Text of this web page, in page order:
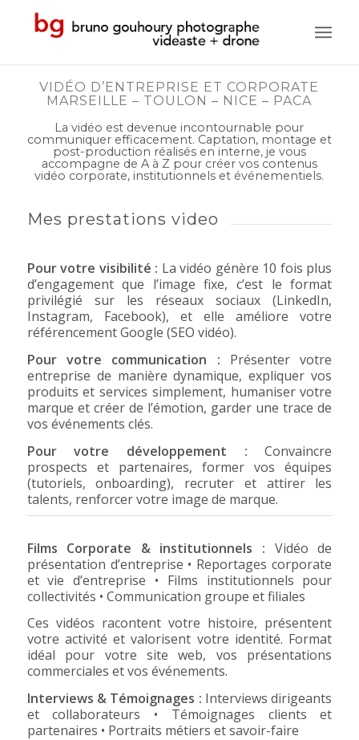
VIDÉO D’ENTREPRISE ET CORPORATE
MARSEILLE – TOULON – NICE – PACA
La vidéo est devenue incontournable pour
communiquer efficacement. Captation, montage et
post-production réalisés en interne, je vous
accompagne de A à Z pour créer vos contenus
vidéo corporate, institutionnels et événementiels.
Mes prestations video
Pour votre visibilité : La vidéo génère 10 fois plus
d’engagement que l’image fixe, c’est le format
privilégié sur les réseaux sociaux (LinkedIn,
Instagram, Facebook), et elle améliore votre
référencement Google (SEO vidéo).
Pour votre communication : Présenter votre
entreprise de manière dynamique, expliquer vos
produits et services simplement, humaniser votre
marque et créer de l’émotion, garder une trace de
vos événements clés.
Pour votre développement : Convaincre
prospects et partenaires, former vos équipes
(tutoriels, onboarding), recruter et attirer les
talents, renforcer votre image de marque.
Films Corporate & institutionnels : Vidéo de
présentation d’entreprise • Reportages corporate
et vie d’entreprise • Films institutionnels pour
collectivités • Communication groupe et filiales
Ces vidéos racontent votre histoire, présentent
votre activité et valorisent votre identité. Format
idéal pour votre site web, vos présentations
commerciales et vos événements.
Interviews & Témoignages : Interviews dirigeants
et collaborateurs • Témoignages clients et
partenaires • Portraits métiers et savoir-faire